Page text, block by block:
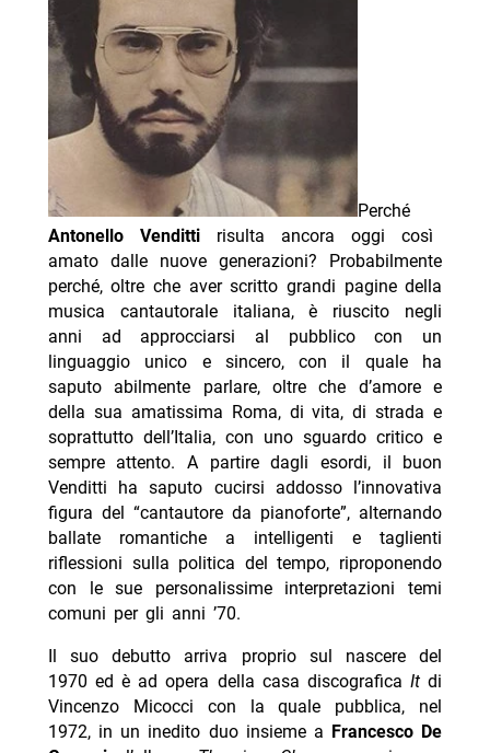
Perché
Antonello Vendittirisulta ancora oggi così
amato dalle nuove generazioni? Probabilmente
perché, oltre che aver scritto grandi pagine della
musica cantautorale italiana, è riuscito negli
anni ad approcciarsi al pubblico con un
linguaggio unico e sincero, con il quale ha
saputo abilmente parlare, oltre che d’amore e
della sua amatissima Roma, di vita, di strada e
soprattutto dell’Italia, con uno sguardo critico e
sempre attento. A partire dagli esordi, il buon
Venditti ha saputo cucirsi addosso l’innovativa
figura del “cantautore da pianoforte”, alternando
ballate romantiche a intelligenti e taglienti
riflessioni sulla politica del tempo, riproponendo
con le sue personalissime interpretazioni temi
comuni per gli anni ’70.
Il suo debutto arriva proprio sul nascere del
1970 ed è ad opera della casa discografica It di
Vincenzo Micocci con la quale pubblica, nel
1972, in un inedito duo insieme a Francesco De